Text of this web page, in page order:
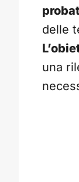
delle
una